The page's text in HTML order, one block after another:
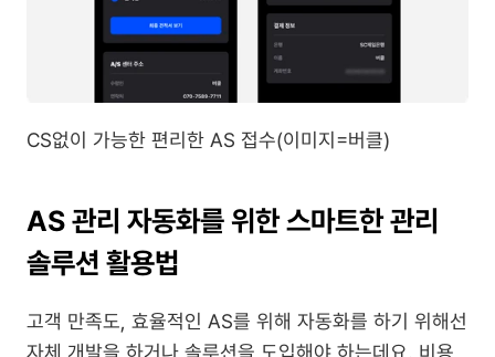
CS없이 가능한 편리한 AS 접수(이미지=버클)
AS 관리 자동화를 위한 스마트한 관리
솔루션 활용법
고객 만족도, 효율적인 AS를 위해 자동화를 하기 위해선